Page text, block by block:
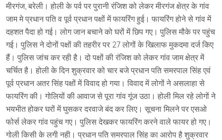
मीरगंज, बरेली। होली के पर्व पर पुरानी रंजिश को लेकर मीरगंज क्षेत्र के गांव
जाम मे प्रधान पति व पूर्व प्रधान पक्षों में फायरिंग हुई। फायरिंग होने से गांव में
दहशत पैदा हो गई। लोग जान बचाने को घरों में छिप गए। पुलिस मौके पर पहुंच
गई। पुलिस ने दोनों पक्षों की तहरीर पर 27 लोगों के खिलाफ मुकदमा दर्ज किए
हैं। पुलिस जांच कर रही है। दो पक्षों की रंजिश को लेकर गांव जाम क्षेत्र में
चर्चित है। होली के दिन शुक्रवार को चार बजे प्रधान पति समरपाल सिंह एवं
पूर्व प्रधान अतर सिंह पक्षों में विवाद हो गया। विवाद में लोगों ने असलाहा से
फायरिंग की। गोलियों की आवाज से पूरा गांव गूंज उठा। होली मिल रहे लोगों ने
भयभीत होकर घरों में घुसकर दरवाजे बंद कर लिए। सूचना मिलने पर एसओ
फोर्स लेकर गांव पहुंच गए। पुलिस देखकर फायरिंग करने वाले फायर हो गए।
गोली किसी के लगी नही। प्रधान पति समरपाल सिंह का आरोप है शुक्रवार